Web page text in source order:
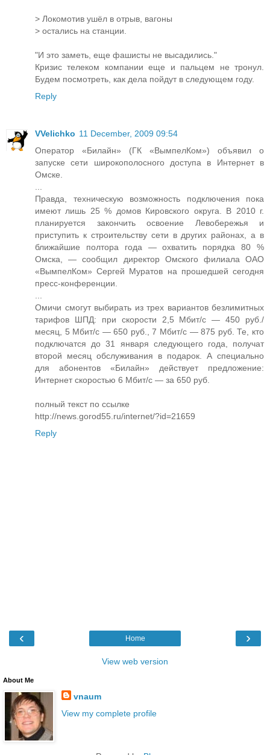
> Локомотив ушёл в отрыв, вагоны
> остались на станции.
"И это заметь, еще фашисты не высадились."
Кризис телеком компании еще и пальцем не тронул.
Будем посмотреть, как дела пойдут в следующем году.
Reply
VVelichko 11 December, 2009 09:54
Оператор «Билайн» (ГК «ВымпелКом») объявил о
запуске сети широкополосного доступа в Интернет в
Омске.
Правда, техническую возможность подключения пока
имеют лишь 25 % домов Кировского округа. В 2010 г.
планируется закончить освоение Левобережья и
приступить к строительству сети в других районах, а в
ближайшие полтора года — охватить порядка 80 %
Омска, — сообщил директор Омского филиала ОАО
«ВымпелКом» Сергей Муратов на прошедшей сегодня
пресс-конференции.
Омичи смогут выбирать из трех вариантов безлимитных
тарифов ШПД: при скорости 2,5 Мбит/с — 450 руб./
месяц, 5 Мбит/с — 650 руб., 7 Мбит/с — 875 руб. Те, кто
подключатся до 31 января следующего года, получат
второй месяц обслуживания в подарок. А специально
для абонентов «Билайн» действует предложение:
Интернет скоростью 6 Мбит/с — за 650 руб.
полный текст по ссылке
http://news.gorod55.ru/internet/?id=21659
Reply
‹ ›
Home
View web version
About Me
vnaum
View my complete profile